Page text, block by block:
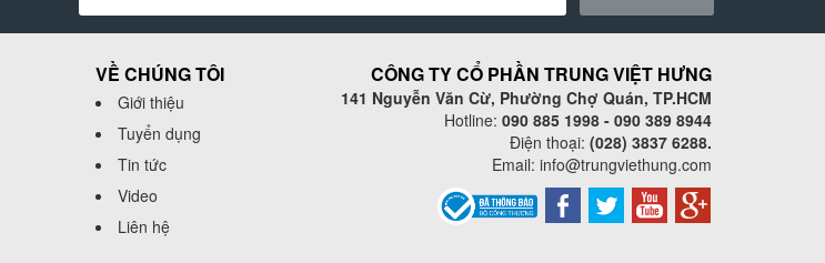
VỀ CHÚNG TÔI
Giới thiệu
Tuyển dụng
Tin tức
Video
Liên hệ
CÔNG TY CỔ PHẦN TRUNG VIỆT HƯNG
141 Nguyễn Văn Cừ, Phường Chợ Quán, TP.HCM
Hotline: 090 885 1998 - 090 389 8944
Điện thoại: (028) 3837 6288.
Email: info@trungviethung.com